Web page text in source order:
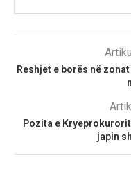
Reshjet e borës në
Pozita e
japin